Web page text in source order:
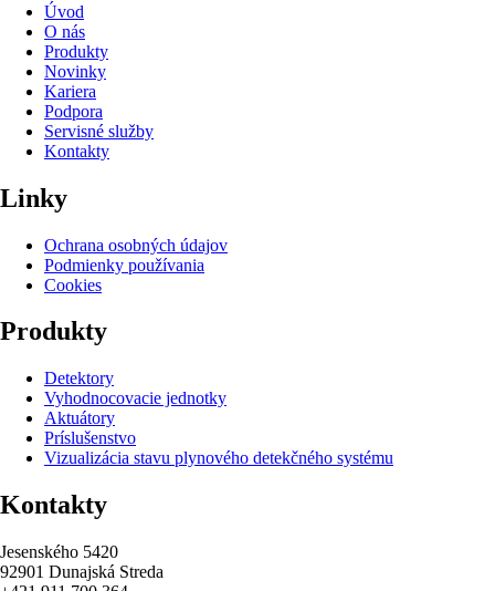
Úvod
O nás
Produkty
Novinky
Kariera
Podpora
Servisné služby
Kontakty
Linky
Ochrana osobných údajov
Podmienky používania
Cookies
Produkty
Detektory
Vyhodnocovacie jednotky
Aktuátory
Príslušenstvo
Vizualizácia stavu plynového detekčného systému
Kontakty
Jesenského 5420
92901 Dunajská Streda